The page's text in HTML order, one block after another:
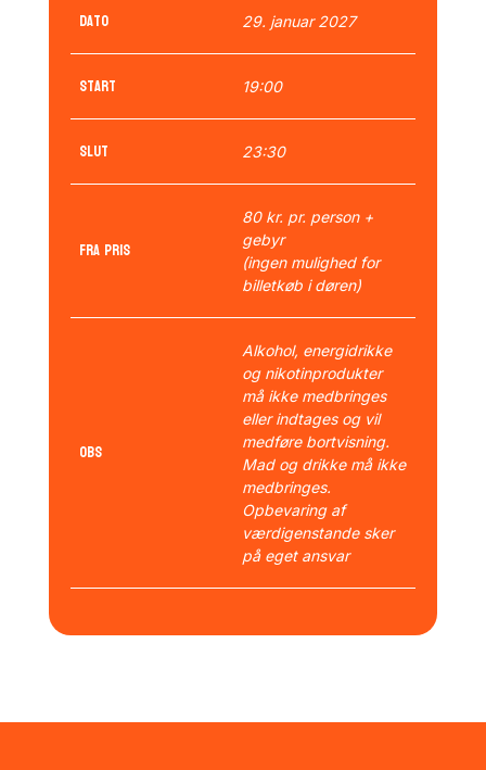
Dato 29. januar 2027
Start 19:00
Slut 23:30
Fra pris
80 kr. pr. person +
gebyr
(ingen mulighed for
billetkøb i døren)
OBS
Alkohol, energidrikke
og nikotinprodukter
må ikke medbringes
eller indtages og vil
medføre bortvisning.
Mad og drikke må ikke
medbringes.
Opbevaring af
værdigenstande sker
på eget ansvar